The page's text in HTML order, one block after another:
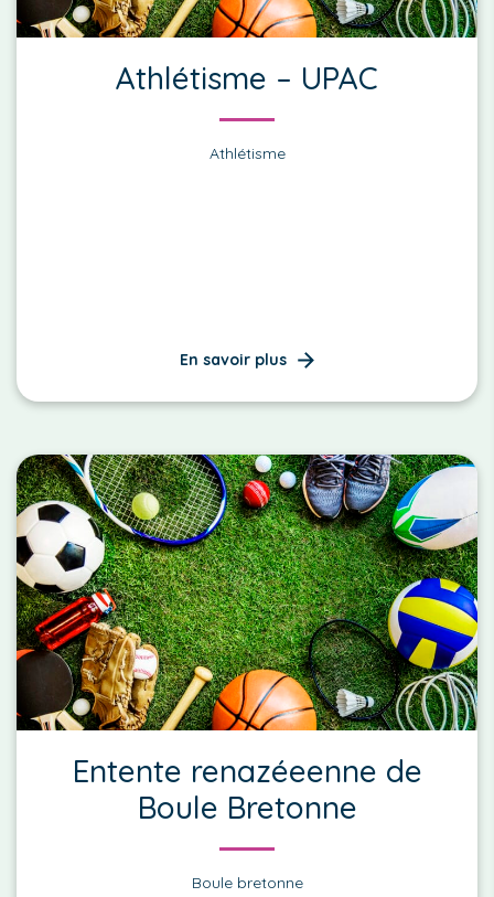
Athlétisme – UPAC
Athlétisme
En savoir plus
Entente renazéeenne de
Boule Bretonne
Boule bretonne